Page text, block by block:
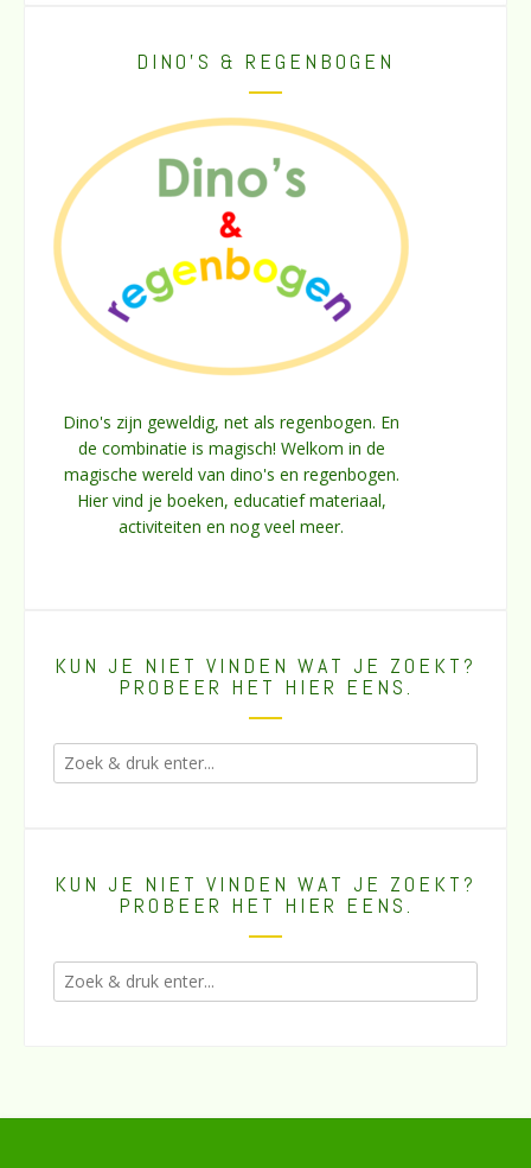
DINO’S & REGENBOGEN
Dino's zijn geweldig, net als regenbogen. En
de combinatie is magisch! Welkom in de
magische wereld van dino's en regenbogen.
Hier vind je boeken, educatief materiaal,
activiteiten en nog veel meer.
KUN JE NIET VINDEN WAT JE ZOEKT?
PROBEER HET HIER EENS.
KUN JE NIET VINDEN WAT JE ZOEKT?
PROBEER HET HIER EENS.